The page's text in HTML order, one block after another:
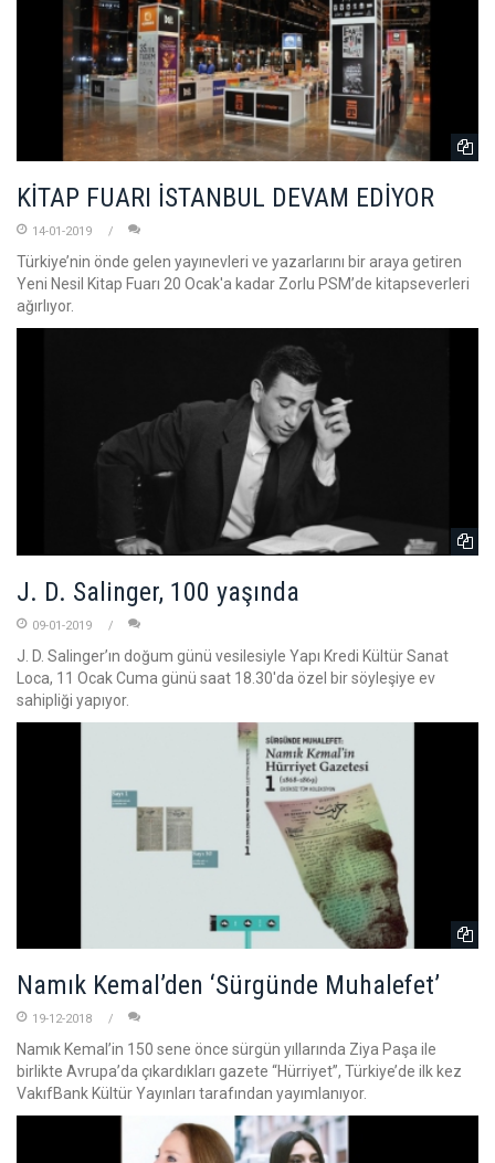
KİTAP FUARI İSTANBUL DEVAM EDİYOR
14-01-2019
Türkiye’nin önde gelen yayınevleri ve yazarlarını bir araya getiren
Yeni Nesil Kitap Fuarı 20 Ocak'a kadar Zorlu PSM’de kitapseverleri
ağırlıyor.
J. D. Salinger, 100 yaşında
09-01-2019
J. D. Salinger’ın doğum günü vesilesiyle Yapı Kredi Kültür Sanat
Loca, 11 Ocak Cuma günü saat 18.30'da özel bir söyleşiye ev
sahipliği yapıyor.
Namık Kemal’den ‘Sürgünde Muhalefet’
19-12-2018
Namık Kemal’in 150 sene önce sürgün yıllarında Ziya Paşa ile
birlikte Avrupa’da çıkardıkları gazete “Hürriyet”, Türkiye’de ilk kez
VakıfBank Kültür Yayınları tarafından yayımlanıyor.